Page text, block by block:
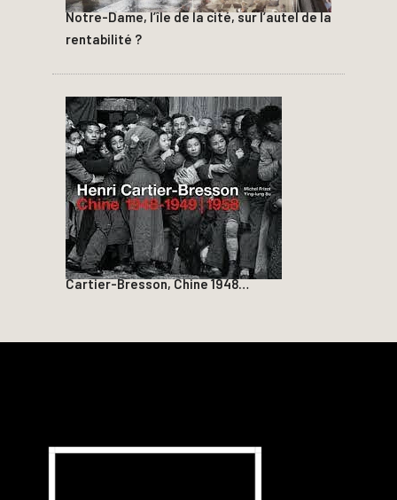
Notre-Dame, l’île de la cité, sur l’autel de la
rentabilité ?
Cartier-Bresson, Chine 1948…